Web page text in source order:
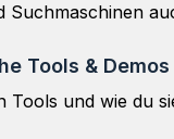
Suchmaschinen
Tools & Demos
Tools und wie du